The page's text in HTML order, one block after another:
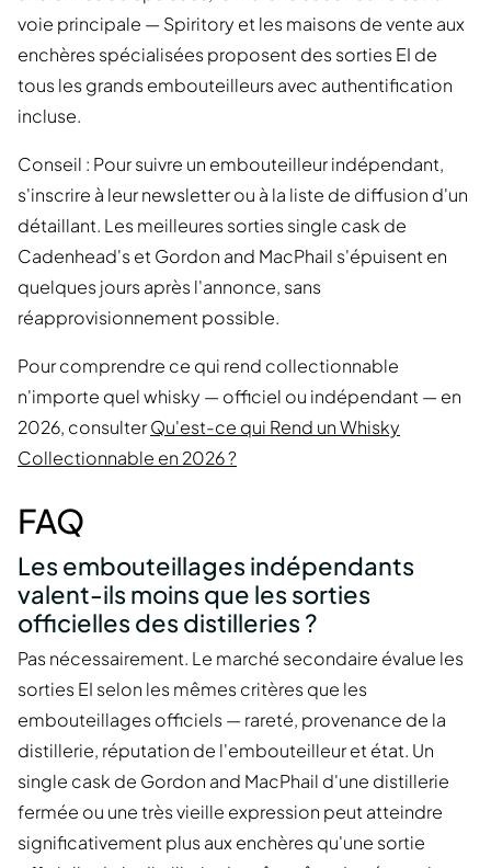
voie principale — Spiritory et les maisons de vente aux
enchères spécialisées proposent des sorties EI de
tous les grands embouteilleurs avec authentification
incluse.
Conseil : Pour suivre un embouteilleur indépendant,
s'inscrire à leur newsletter ou à la liste de diffusion d'un
détaillant. Les meilleures sorties single cask de
Cadenhead's et Gordon and MacPhail s'épuisent en
quelques jours après l'annonce, sans
réapprovisionnement possible.
Pour comprendre ce qui rend collectionnable
n'importe quel whisky — officiel ou indépendant — en
2026, consulterQu'est-ce qui Rend un Whisky
Collectionnable en 2026 ?
FAQ
Les embouteillages indépendants
valent-ils moins que les sorties
officielles des distilleries ?
Pas nécessairement. Le marché secondaire évalue les
sorties EI selon les mêmes critères que les
embouteillages officiels — rareté, provenance de la
distillerie, réputation de l'embouteilleur et état. Un
single cask de Gordon and MacPhail d'une distillerie
fermée ou une très vieille expression peut atteindre
significativement plus aux enchères qu'une sortie